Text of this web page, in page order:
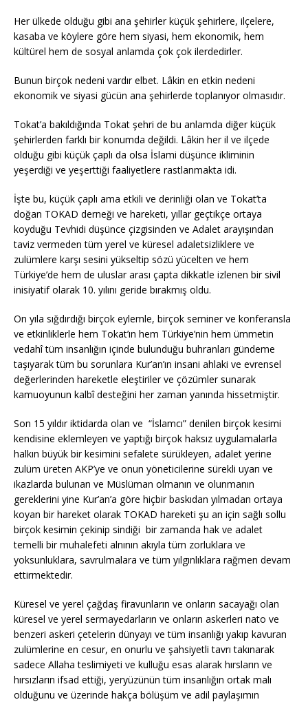
Her ülkede olduğu gibi ana şehirler küçük şehirlere, ilçelere,
kasaba ve köylere göre hem siyasi, hem ekonomik, hem
kültürel hem de sosyal anlamda çok çok ilerdedirler.
Bunun birçok nedeni vardır elbet. Lâkin en etkin nedeni
ekonomik ve siyasi gücün ana şehirlerde toplanıyor olmasıdır.
Tokat’a bakıldığında Tokat şehri de bu anlamda diğer küçük
şehirlerden farklı bir konumda değildi. Lâkin her il ve ilçede
olduğu gibi küçük çaplı da olsa İslami düşünce ikliminin
yeşerdiği ve yeşerttiği faaliyetlere rastlanmakta idi.
İşte bu, küçük çaplı ama etkili ve derinliği olan ve Tokat’ta
doğan TOKAD derneği ve hareketi, yıllar geçtikçe ortaya
koyduğu Tevhidi düşünce çizgisinden ve Adalet arayışından
taviz vermeden tüm yerel ve küresel adaletsizliklere ve
zulümlere karşı sesini yükseltip sözü yücelten ve hem
Türkiye’de hem de uluslar arası çapta dikkatle izlenen bir sivil
inisiyatif olarak 10. yılını geride bırakmış oldu.
On yıla sığdırdığı birçok eylemle, birçok seminer ve konferansla
ve etkinliklerle hem Tokat’ın hem Türkiye’nin hem ümmetin
vedahî tüm insanlığın içinde bulunduğu buhranları gündeme
taşıyarak tüm bu sorunlara Kur’an’ın insani ahlaki ve evrensel
değerlerinden hareketle eleştiriler ve çözümler sunarak
kamuoyunun kalbî desteğini her zaman yanında hissetmiştir.
Son 15 yıldır iktidarda olan ve “İslamcı” denilen birçok kesimi
kendisine eklemleyen ve yaptığı birçok haksız uygulamalarla
halkın büyük bir kesimini sefalete sürükleyen, adalet yerine
zulüm üreten AKP’ye ve onun yöneticilerine sürekli uyarı ve
ikazlarda bulunan ve Müslüman olmanın ve olunmanın
gereklerini yine Kur’an’a göre hiçbir baskıdan yılmadan ortaya
koyan bir hareket olarak TOKAD hareketi şu an için sağlı sollu
birçok kesimin çekinip sindiği bir zamanda hak ve adalet
temelli bir muhalefeti alnının akıyla tüm zorluklara ve
yoksunluklara, savrulmalara ve tüm yılgınlıklara rağmen devam
ettirmektedir.
Küresel ve yerel çağdaş firavunların ve onların sacayağı olan
küresel ve yerel sermayedarların ve onların askerleri nato ve
benzeri askeri çetelerin dünyayı ve tüm insanlığı yakıp kavuran
zulümlerine en cesur, en onurlu ve şahsiyetli tavrı takınarak
sadece Allaha teslimiyeti ve kulluğu esas alarak hırsların ve
hırsızların ifsad ettiği, yeryüzünün tüm insanlığın ortak malı
olduğunu ve üzerinde hakça bölüşüm ve adil paylaşımın